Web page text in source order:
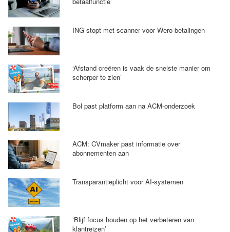
ING stopt met scanner voor Wero-betalingen
‘Afstand creëren is vaak de snelste manier om
scherper te zien’
Bol past platform aan na ACM-onderzoek
ACM: CVmaker past informatie over
abonnementen aan
Transparantieplicht voor AI-systemen
‘Blijf focus houden op het verbeteren van
klantreizen’